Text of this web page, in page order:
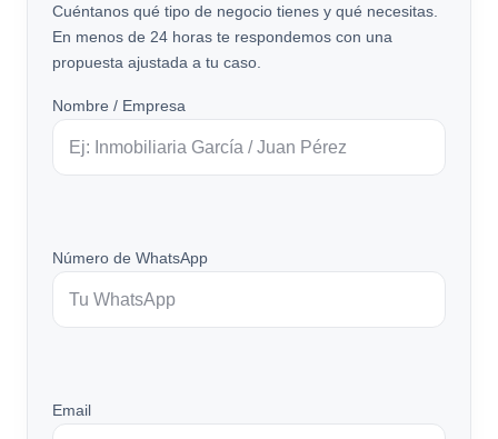
Cuéntanos qué tipo de negocio tienes y qué necesitas.
En menos de 24 horas te respondemos con una
propuesta ajustada a tu caso.
Nombre / Empresa
Número de WhatsApp
Email